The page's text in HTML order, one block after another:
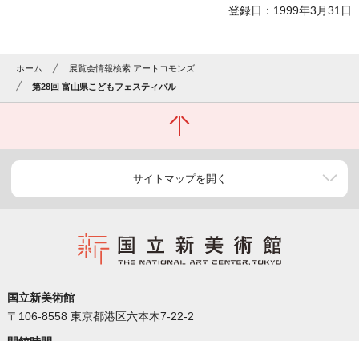
登録日：1999年3月31日
ホーム
展覧会情報検索 アートコモンズ
第28回 富山県こどもフェスティバル
サイトマップを開く
国立新美術館
〒106-8558 東京都港区六本木7-22-2